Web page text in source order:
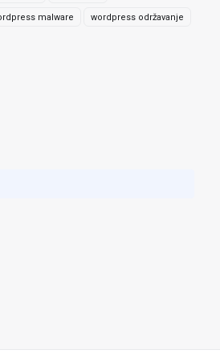
malware wordpress održavanje